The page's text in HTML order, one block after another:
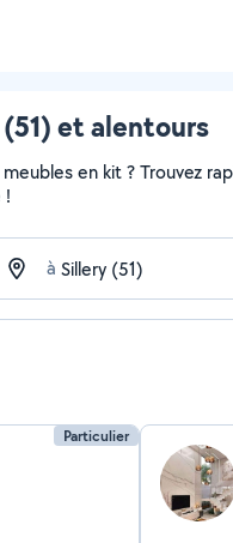
et alentours
en kit ? Trouvez
!
à
Particulier